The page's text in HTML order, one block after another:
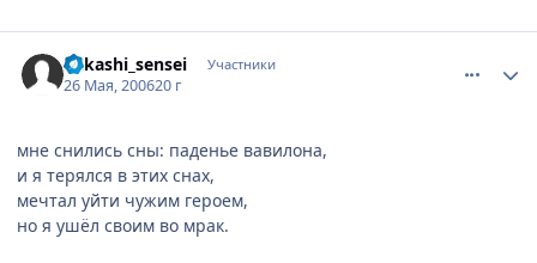
Kakashi_sensei Участники
26 Мая, 200620 г
мне снились сны: паденье вавилона,
и я терялся в этих снах,
мечтал уйти чужим героем,
но я ушёл своим во мрак.